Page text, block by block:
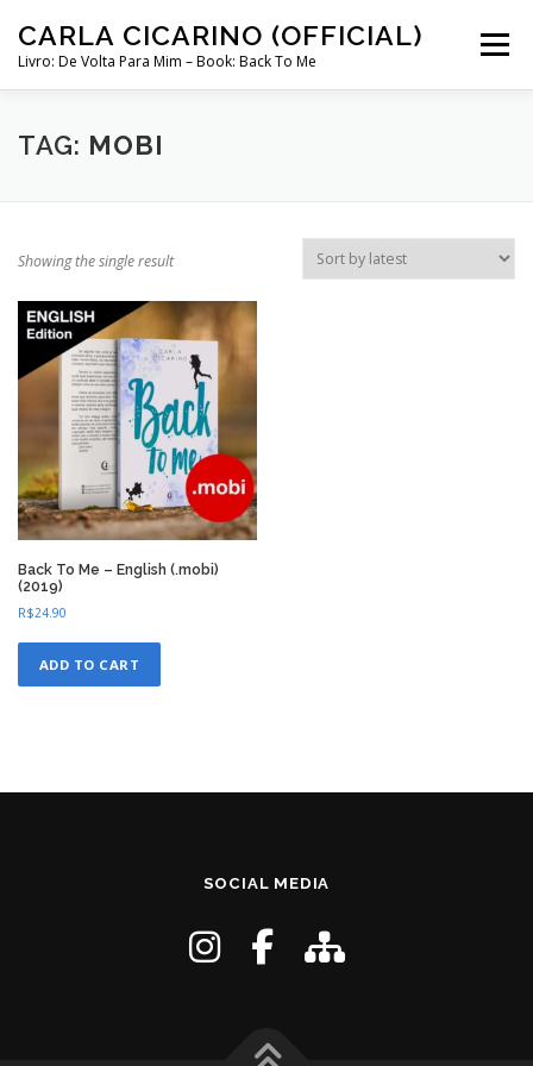
content
CARLA CICARINO (OFFICIAL)
Livro: De Volta Para Mim – Book: Back To Me
Menu
COMPRAR LIVRO “DE VOLTA PARA MIM”
CURSO COMUNICAÇÃO INTUITIVA ABRIL 2024
TAG: MOBI
Showing the single result
Back To Me – English (.mobi)
(2019)
R$24.90
ADD TO CART
SOCIAL MEDIA